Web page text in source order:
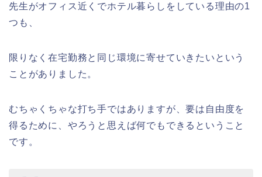
先生がオフィス近くでホテル暮らしをしている理由の1
つも、
限りなく在宅勤務と同じ環境に寄せていきたいという
ことがありました。
むちゃくちゃな打ち手ではありますが、要は自由度を
得るために、やろうと思えば何でもできるということ
です。